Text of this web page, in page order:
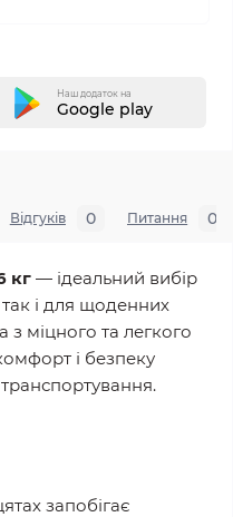
Наш додаток на
Google play
Відгуків 0 Питання 0
кг — ідеальний вибір
і для щоденних
з міцного та легкого
і безпеку
запобігає